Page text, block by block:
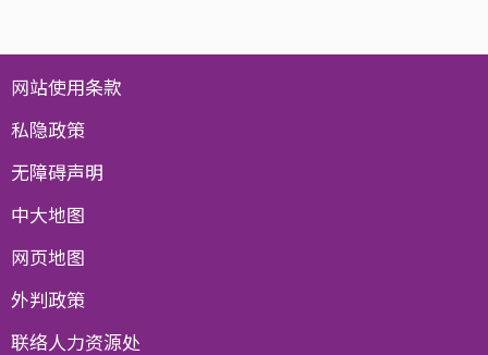
网站使用条款
私隐政策
无障碍声明
中大地图
网页地图
外判政策
联络人力资源处